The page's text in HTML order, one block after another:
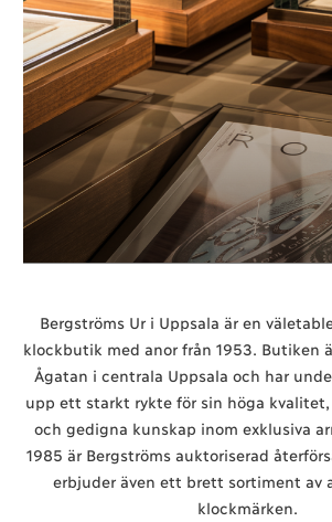
Bergströms Ur i Uppsala är en
klockbutik med anor från 1953. Butiken
Ågatan i centrala Uppsala och har
upp ett starkt rykte för sin höga kvalitet,
och gedigna kunskap inom exklusiva
1985 är Bergströms auktoriserad
erbjuder även ett brett sortiment av
klockmärken.